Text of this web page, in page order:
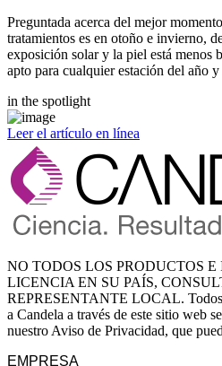
Preguntada acerca del mejor
tratamientos es en otoño e invierno,
exposición solar y la piel está menos
apto para cualquier estación del año
in the spotlight
Leer el artículo en línea
NO TODOS LOS PRODUCTOS
LICENCIA EN SU PAÍS,
REPRESENTANTE LOCAL. Todos
a Candela a través de este sitio web
nuestro Aviso de Privacidad, que
EMPRESA